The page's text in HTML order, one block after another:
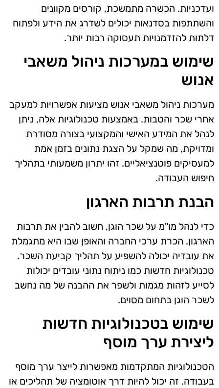
ועדכניות. הכשרה מתמשכת, קורסים מקוונים
והשתתפות בסדנאות יכולים לשדרג את הידע ולפתוח
דלתות להזדמנויות תעסוקה רבות יותר.
שימוש במערכות ניהול משאבי
אנוש
מערכות ניהול משאבי אנוש מציעות אפשרויות למעקב
אחרי שכר והטבות. באמצעות טכנולוגיות אלה, ניתן
לנהל את המידע האישי והמקצועי בצורה מסודרת
ומדויקת, מה שמקל על הצגת נתונים בזמן אמת
למעסיקים פוטנציאליים. זהו יתרון משמעותי בתהליך
חיפוש העבודה.
הבנת תרבות הארגון
כדי לנהל מו"מ על שכר הוגן, חשוב להבין את תרבות
הארגון. הכרת ערכי החברה והאופן שבו היא מתגמלת
את עובדיה יכולה להשפיע על תהליך קביעת השכר.
טכנולוגיות חדשות כמו ניתוח נתוני עובדים יכולות
לסייע לזהות מגמות ולשפר את ההבנה של מה נחשב
לשכר הוגן בתחום מסוים.
שימוש בטכנולוגיות חדשות
ליצירת ערך מוסף
הטכנולוגיות המתקדמות מאפשרות לייצר ערך מוסף
בעבודה. זה יכול להיות דרך אוטומציה של תהליכים או